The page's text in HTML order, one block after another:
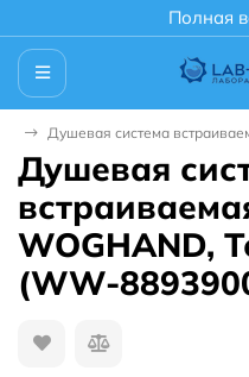
Полная
Душевая система
Душевая
WOGHAND,
(WW-